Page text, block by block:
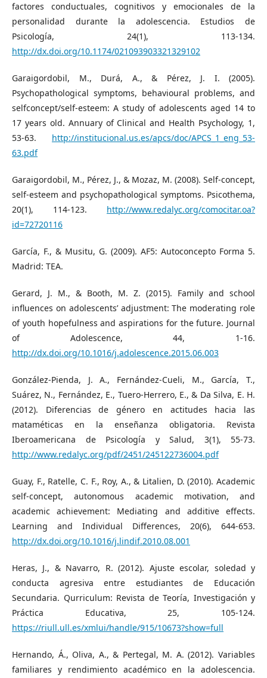
factores conductuales, cognitivos y emocionales de la
personalidad durante la adolescencia. Estudios de
Psicología, 24(1), 113-134.
http://dx.doi.org/10.1174/021093903321329102
Garaigordobil, M., Durá, A., & Pérez, J. I. (2005).
Psychopathological symptoms, behavioural problems, and
selfconcept/self-esteem: A study of adolescents aged 14 to
17 years old. Annuary of Clinical and Health Psychology, 1,
53-63. http://institucional.us.es/apcs/doc/APCS_1_eng_53-
63.pdf
Garaigordobil, M., Pérez, J., & Mozaz, M. (2008). Self-concept,
self-esteem and psychopathological symptoms. Psicothema,
20(1), 114-123. http://www.redalyc.org/comocitar.oa?
id=72720116
García, F., & Musitu, G. (2009). AF5: Autoconcepto Forma 5.
Madrid: TEA.
Gerard, J. M., & Booth, M. Z. (2015). Family and school
influences on adolescents’ adjustment: The moderating role
of youth hopefulness and aspirations for the future. Journal
of Adolescence, 44, 1-16.
http://dx.doi.org/10.1016/j.adolescence.2015.06.003
González-Pienda, J. A., Fernández-Cueli, M., García, T.,
Suárez, N., Fernández, E., Tuero-Herrero, E., & Da Silva, E. H.
(2012). Diferencias de género en actitudes hacia las
mataméticas en la enseñanza obligatoria. Revista
Iberoamericana de Psicología y Salud, 3(1), 55-73.
http://www.redalyc.org/pdf/2451/245122736004.pdf
Guay, F., Ratelle, C. F., Roy, A., & Litalien, D. (2010). Academic
self-concept, autonomous academic motivation, and
academic achievement: Mediating and additive effects.
Learning and Individual Differences, 20(6), 644-653.
http://dx.doi.org/10.1016/j.lindif.2010.08.001
Heras, J., & Navarro, R. (2012). Ajuste escolar, soledad y
conducta agresiva entre estudiantes de Educación
Secundaria. Qurriculum: Revista de Teoría, Investigación y
Práctica Educativa, 25, 105-124.
https://riull.ull.es/xmlui/handle/915/10673?show=full
Hernando, Á., Oliva, A., & Pertegal, M. A. (2012). Variables
familiares y rendimiento académico en la adolescencia.